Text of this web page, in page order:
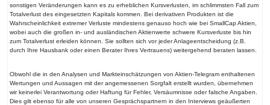
sonstigen Veränderungen kann es zu erheblichen Kursverlusten, im schlimmsten Fall zum
Totalverlust des eingesetzten Kapitals kommen. Bei derivativen Produkten ist die
Wahrscheinlichkeit extremer Verluste mindestens genauso hoch wie bei SmallCap Aktien,
wobei auch die großen in- und ausländischen Aktienwerte schwere Kursverluste bis hin
zum Totalverlust erleiden können. Sie sollten sich vor jeder Anlageentscheidung (z.B.
durch Ihre Hausbank oder einen Berater Ihres Vertrauens) weitergehend beraten lassen.
Obwohl die in den Analysen und Markteinschätzungen von Aktien-Telegram enthaltenen
Wertungen und Aussagen mit der angemessenen Sorgfalt erstellt wurden, übernehmen
wir keinerlei Verantwortung oder Haftung für Fehler, Versäumnisse oder falsche Angaben.
Dies gilt ebenso für alle von unseren Gesprächspartnern in den Interviews geäußerten